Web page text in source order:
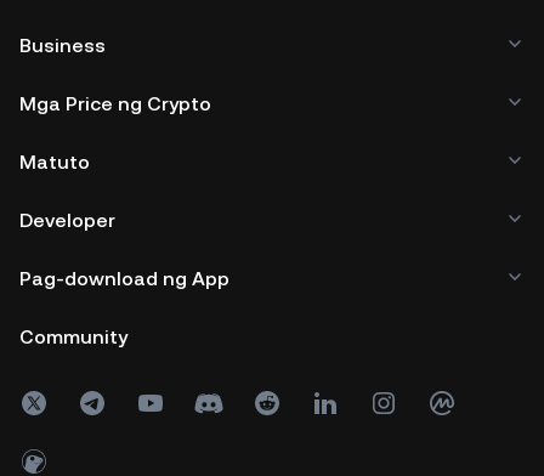
Business
Mga Price ng Crypto
Matuto
Developer
Pag-download ng App
Community